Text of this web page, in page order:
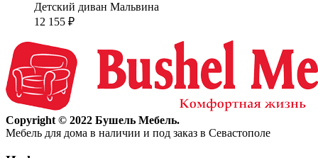
Детский диван Мальвина
12 155 ₽
Copyright © 2022 Бушель Мебель.
Мебель для дома в наличии и под заказ в Севастополе